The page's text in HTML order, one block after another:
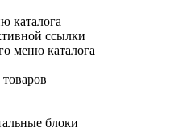
каталога
ссылки
меню каталога
блоки